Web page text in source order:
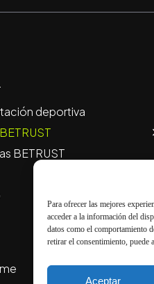
Para ofrecer las mejores
acceder a la información del
datos como el comportamiento
retirar el consentimiento, puede
Aceptar
deportiva
BETRUST